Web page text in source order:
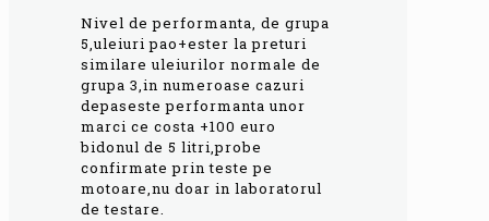
Nivel de performanta, de grupa
5,uleiuri pao+ester la preturi
similare uleiurilor normale de
grupa 3,in numeroase cazuri
depaseste performanta unor
marci ce costa +100 euro
bidonul de 5 litri,probe
confirmate prin teste pe
motoare,nu doar in laboratorul
de testare.